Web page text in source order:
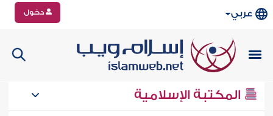
عربي دخول
المكتبة الإسلامية